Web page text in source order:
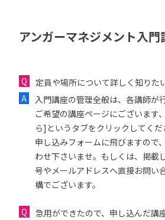
アンガーマネジメント入
定員や場所について詳しく知りた
入門講座の管理全般は、各講師が
ご希望の講座ページにございます
ら]というタブをクリックしてく
申し込みフォームに飛びますので
わせ下さいませ。もしくは、掲載
号やメールアドレスへ直接お問い
構でございます。
急用ができたので、申し込んだ講